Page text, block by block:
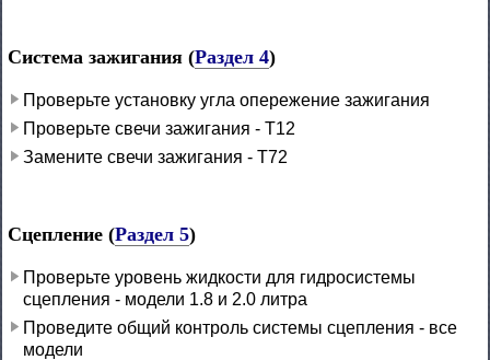
Система зажигания (Раздел 4)
Проверьте установку угла опережение зажигания
Проверьте свечи зажигания - Т12
Замените свечи зажигания - Т72
Сцепление (Раздел 5)
Проверьте уровень жидкости для гидросистемы
сцепления - модели 1.8 и 2.0 литра
Проведите общий контроль системы сцепления - все
модели